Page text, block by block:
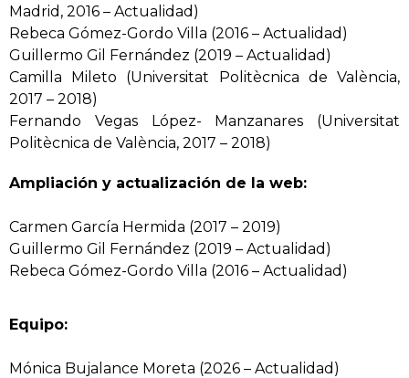
Madrid, 2016 – Actualidad)
Rebeca Gómez-Gordo Villa (2016 – Actualidad)
Guillermo Gil Fernández (2019 – Actualidad)
Camilla Mileto (Universitat Politècnica de València,
2017 – 2018)
Fernando Vegas López- Manzanares (Universitat
Politècnica de València, 2017 – 2018)
Ampliación y actualización de la web:
Carmen García Hermida (2017 – 2019)
Guillermo Gil Fernández (2019 – Actualidad)
Rebeca Gómez-Gordo Villa (2016 – Actualidad)
Equipo:
Mónica Bujalance Moreta (2026 – Actualidad)